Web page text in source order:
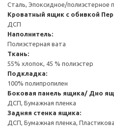
Сталь, Эпоксидное/
Кроватный ящик с обивкой
ДСП
Наполнитель:
Полиэстерная вата
Ткань:
55% хлопок, 45 % полиэстер
Подкладка:
100% полипропилен
Боковая панель ящика/ Дно
ДСП, Бумажная пленка
Задняя стенка ящика:
ДСП, Бумажная пленка,